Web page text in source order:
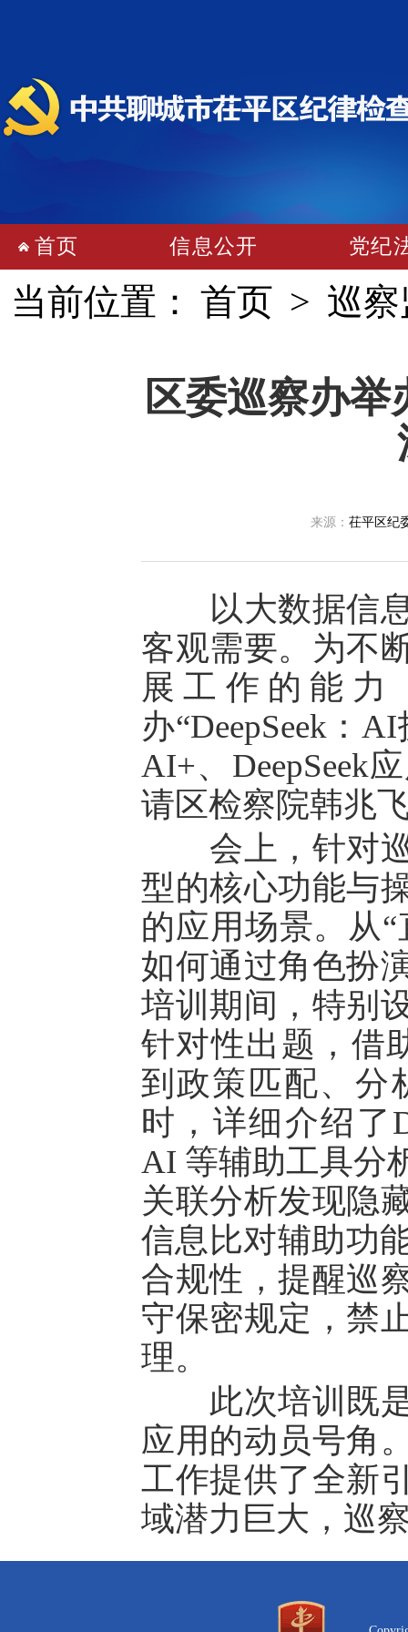
首页 信息公开 党纪
当前位置： 首页 > 巡
区委巡察办举
来源： 茌平区纪
以大数据信息
客观需要。为不
展工作的能力
办“DeepSeek：
AI+、DeepSeek
请区检察院韩兆
会上，针对巡
型的核心功能与
的应用场景。从
如何通过角色扮
培训期间，特别
针对性出题，借
到政策匹配、分
时，详细介绍了
AI 等辅助工具分
关联分析发现隐
信息比对辅助功
合规性，提醒巡
守保密规定，禁
理。
此次培训既是
应用的动员号角
工作提供了全新
域潜力巨大，巡